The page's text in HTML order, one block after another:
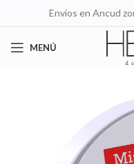
Envíos en Ancud
MENÚ